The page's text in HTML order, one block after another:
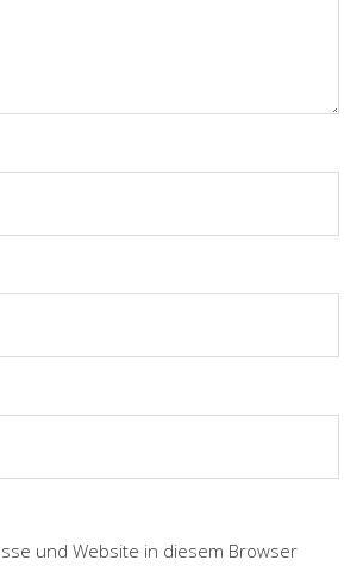
und Website in diesem Browser